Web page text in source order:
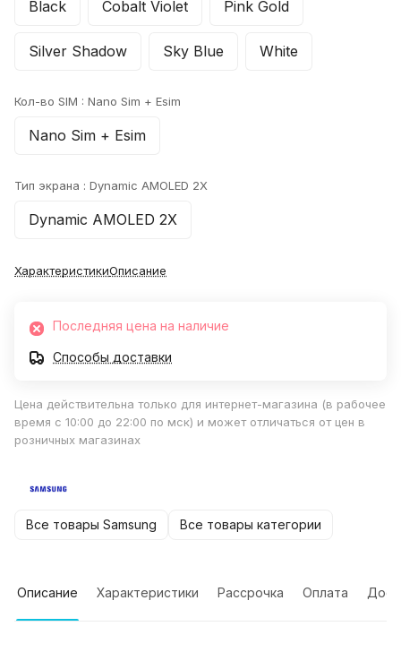
Black Cobalt Violet Pink Gold
Silver Shadow Sky Blue White
Кол-во SIM : Nano Sim + Esim
Nano Sim + Esim
Тип экрана : Dynamic AMOLED 2X
Dynamic AMOLED 2X
ХарактеристикиОписание
Последняя цена на наличие
Способы доставки
Цена действительна только для интернет-магазина (в рабочее
время с 10:00 до 22:00 по мск) и может отличаться от цен в
розничных магазинах
Все товары Samsung Все товары категории
Описание Характеристики Рассрочка Оплата